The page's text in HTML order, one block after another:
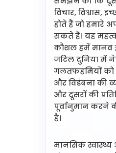
विचार, विश्वास,
होते हैं जो हमारे
सकते हैं। यह
कौशल हमें मानव
जटिल दुनिया में
गलतफहमियों
और विडंबना की
और दूसरों की
पूर्वानुमान करने
है।
मानसिक